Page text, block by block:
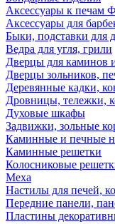
Аксессуары к печам
Аксессуары для
Быки, подставки для
Ведра для угля, грили
Дверцы для каминов
Дверцы зольников,
Деревянные кадки,
Дровницы, тележки,
Духовые шкафы
Задвижки, зольные
Каминные и печные
Каминные решетки
Колосниковые
Меха
Настилы для печей,
Передние панели,
Пластины